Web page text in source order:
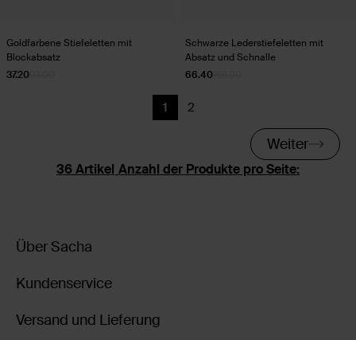
Goldfarbene Stiefeletten mit
Blockabsatz
37.20
Schwarze Lederstiefeletten mit
Absatz und Schnalle
66.40
Anzahl der Produkte pro Seite:
Aktuelle Seite
1
Zurück
2
Weiter
Über Sacha
Kundenservice
Versand und Lieferung